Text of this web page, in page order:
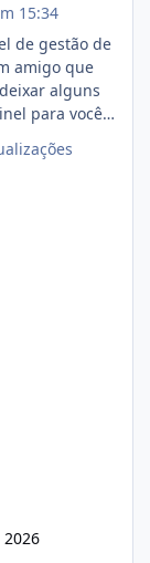
15:34
de gestão de
amigo que
alguns
para vocês
com
2026